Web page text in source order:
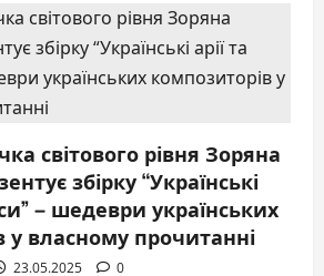
компанія
Fashion
Media
отримали
міжнародну
нагороду
та
премію
значний
внесок
у
розвиток
індустрії
та
захист
прав
світового рівня Зоряна
збірку “Українські
– шедеври українських
у власному прочитанні
23.05.2025 0